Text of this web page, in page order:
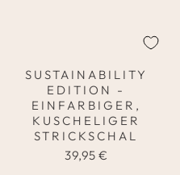
SUSTAINABILITY
EDITION -
EINFARBIGER,
KUSCHELIGER
STRICKSCHAL
39,95 €